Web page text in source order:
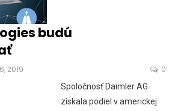
budú
2019 0
Spoločnosť Daimler AG
získala podiel v americkej